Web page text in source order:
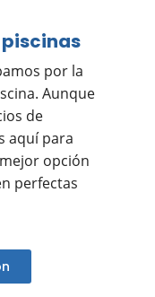
por la
Aunque
de
aquí para
opción
perfectas